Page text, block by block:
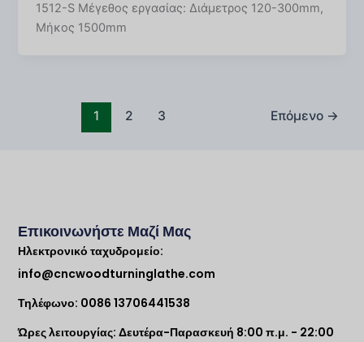
1512-S Μέγεθος εργασίας: Διάμετρος 120-300mm,
Μήκος 1500mm
1 2 3 Επόμενο →
Επικοινωνήστε Μαζί Μας
Ηλεκτρονικό ταχυδρομείο:
info@cncwoodturninglathe.com
Τηλέφωνο: 0086 13706441538
Ώρες λειτουργίας: Δευτέρα-Παρασκευή 8:00 π.μ. - 22:00